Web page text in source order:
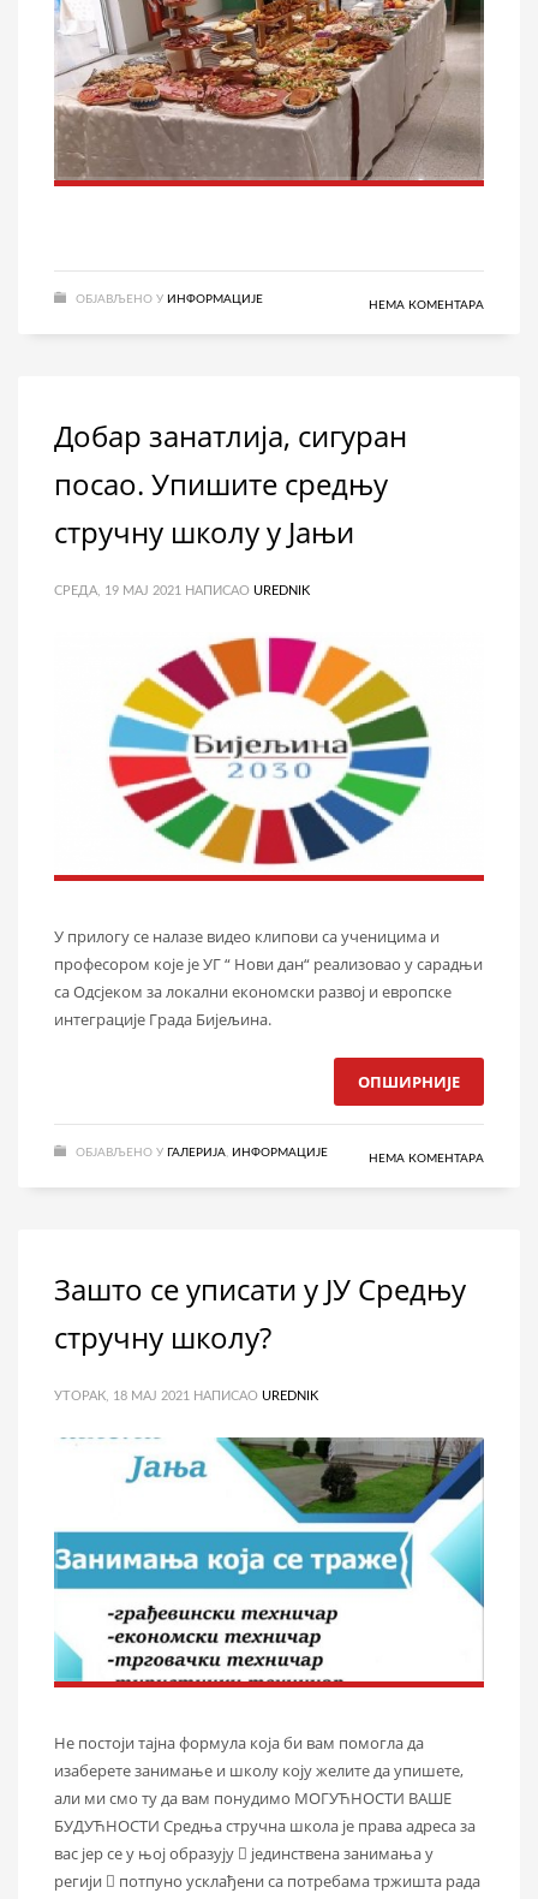
ОБЈАВЉЕНО У ИНФОРМАЦИЈЕ НЕМА КОМЕНТАРА
Добар занатлија, сигуран
посао. Упишите средњу
стручну школу у Јањи
СРЕДА, 19 МАЈ 2021 НАПИСАО UREDNIK
У прилогу се налазе видео клипови са ученицима и
професором које је УГ “ Нови дан“ реализовао у сарадњи
са Одсјеком за локални економски развој и европске
интеграције Града Бијељина.
ОПШИРНИЈЕ
ОБЈАВЉЕНО У ГАЛЕРИЈА, ИНФОРМАЦИЈЕ НЕМА КОМЕНТАРА
Зашто се уписати у ЈУ Средњу
стручну школу?
УТОРАК, 18 МАЈ 2021 НАПИСАО UREDNIK
Не постоји тајна формула која би вам помогла да
изаберете занимање и школу коју желите да упишете,
али ми смо ту да вам понудимо МОГУЋНОСТИ ВАШЕ
БУДУЋНОСТИ Средња стручна школа је права адреса за
вас јер се у њој образују  јединствена занимања у
регији  потпуно усклађени са потребама тржишта рада